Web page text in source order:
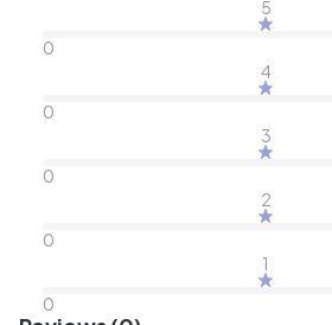
5
0
4
0
3
0
2
0
1
0